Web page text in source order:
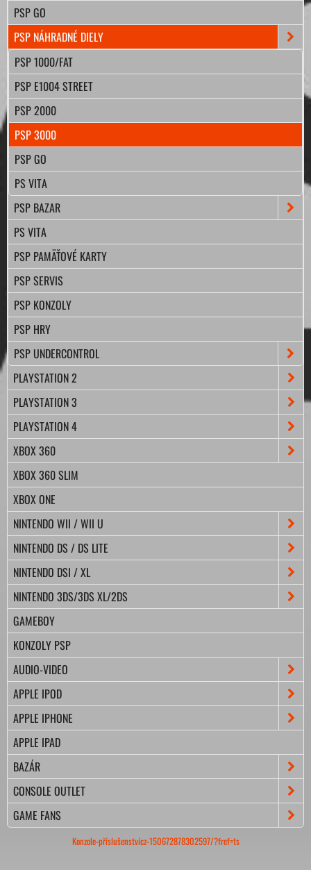
PSP GO
PSP NÁHRADNÉ DIELY
PSP 1000/FAT
PSP E1004 STREET
PSP 2000
PSP 3000
PSP GO
PS VITA
PSP BAZAR
PS VITA
PSP PAMÄŤOVÉ KARTY
PSP SERVIS
PSP KONZOLY
PSP HRY
PSP UNDERCONTROL
PLAYSTATION 2
PLAYSTATION 3
PLAYSTATION 4
XBOX 360
XBOX 360 SLIM
XBOX ONE
NINTENDO WII / WII U
NINTENDO DS / DS LITE
NINTENDO DSI / XL
NINTENDO 3DS/3DS XL/2DS
GAMEBOY
KONZOLY PSP
AUDIO-VIDEO
APPLE IPOD
APPLE IPHONE
APPLE IPAD
BAZÁR
CONSOLE OUTLET
GAME FANS
Konzole-příslušenstvícz-150672878302597/?fref=ts